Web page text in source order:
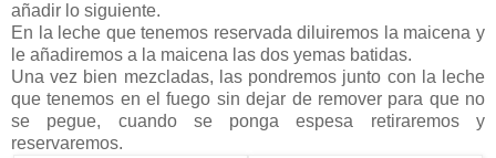
añadir lo siguiente.
En la leche que tenemos reservada diluiremos la maicena y
le añadiremos a la maicena las dos yemas batidas.
Una vez bien mezcladas, las pondremos junto con la leche
que tenemos en el fuego sin dejar de remover para que no
se pegue, cuando se ponga espesa retiraremos y
reservaremos.